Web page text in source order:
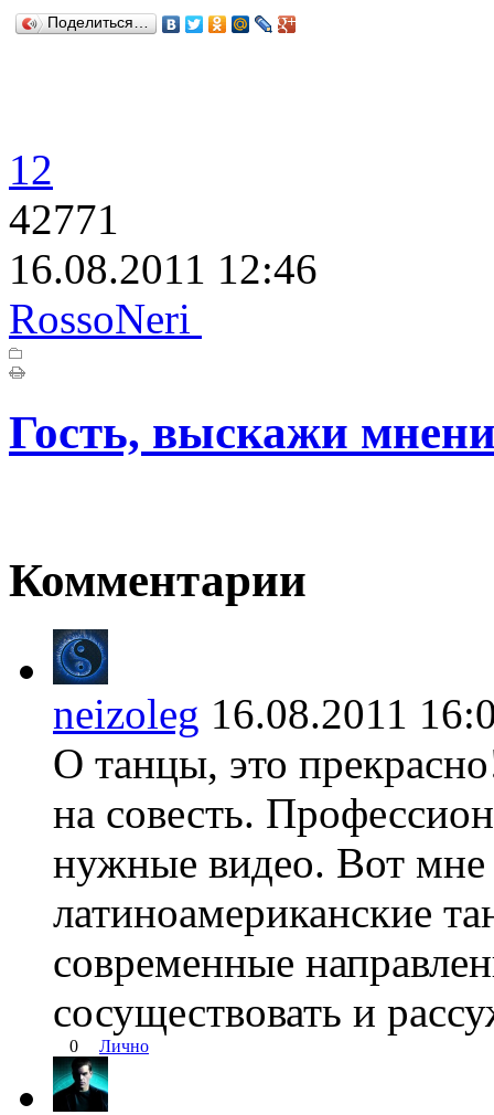
Поделиться…
12
42771
16.08.2011 12:46
RossoNeri
Гость, выскажи
Комментарии
neizoleg 16.08.2011
О танцы, это
на совесть.
нужные видео. Вот мне
латиноамериканские
современные
сосуществовать и
0 Лично